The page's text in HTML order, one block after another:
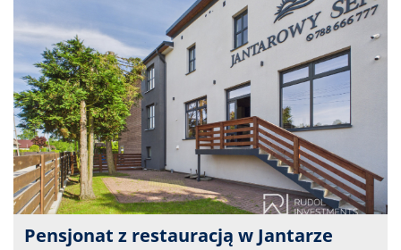
Pensjonat z restauracją w Jantarze